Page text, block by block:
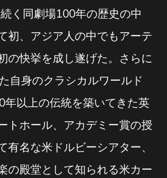
く同劇場100年の歴史の中
初、アジア人の中でもアーテ
の快挙を成し遂げた。さらに
自身のクラシカルワールド
年以上の伝統を築いてきた英
トホール、アカデミー賞の授
有名な米ドルビーシアター、
の殿堂として知られる米カー